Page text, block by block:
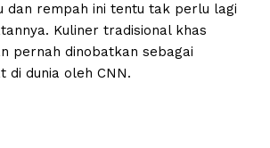
dan rempah ini tentu tak perlu lagi
Kuliner tradisional khas
pernah dinobatkan sebagai
di dunia oleh CNN.